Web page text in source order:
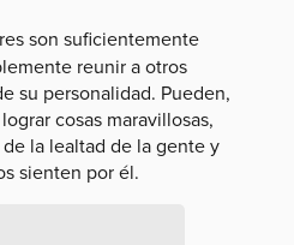
son suficientemente
reunir a otros
su personalidad. Pueden,
cosas maravillosas,
la lealtad de la gente y
sienten por él.